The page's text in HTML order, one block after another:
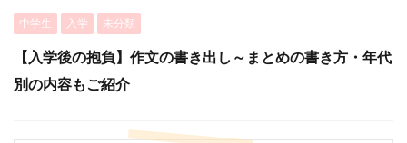
中学生 入学 未分類
【入学後の抱負】作文の書き出し～まとめの書き方・年代
別の内容もご紹介